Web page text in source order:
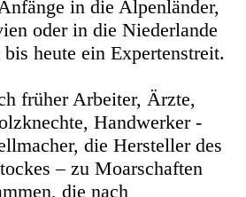
in die Alpenländer,
oder in die Niederlande
heute ein Expertenstreit.
früher Arbeiter, Ärzte,
Handwerker -
die Hersteller des
– zu Moarschaften
die nach